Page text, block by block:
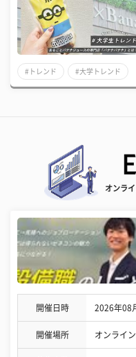
#トレンド #大学トレンド
オンラ
開催日時 2026年08
開催場所 オンライ